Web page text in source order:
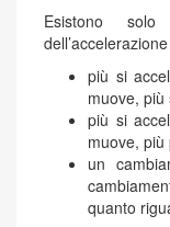
Esistono
più si
muove, più
più si
muove, più
un
quanto